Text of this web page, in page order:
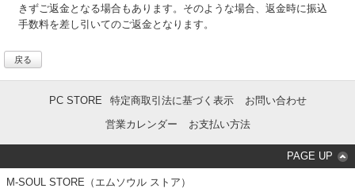
きずご返金となる場合もあります。そのような場合、返金時に振込
手数料を差し引いてのご返金となります。
戻る
PC STORE 特定商取引法に基づく表示
お問い合わせ
営業カレンダー
お支払い方法
PAGE UP
M-SOUL STORE（エムソウル ストア）